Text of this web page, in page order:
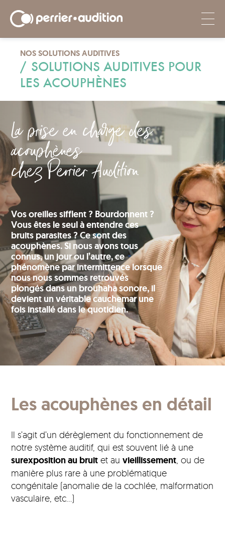
NOS SOLUTIONS AUDITIVES
/ SOLUTIONS AUDITIVES POUR
LES ACOUPHÈNES
La prise en charge des
acouphènes
chez Perrier Audition
Vos oreilles sifflent ? Bourdonnent ?
Vous êtes le seul à entendre ces
bruits parasites ? Ce sont des
acouphènes. Si nous avons tous
connus, un jour ou l’autre, ce
phénomène par intermittence lorsque
nous nous sommes retrouvés
plongés dans un brouhaha sonore, il
devient un véritable cauchemar une
fois installé dans le quotidien.
Les acouphènes en détail
Il s’agit d’un dérèglement du fonctionnement de
notre système auditif, qui est souvent lié à une
surexposition au bruit et auvieillissement , ou de
manière plus rare à une problématique
congénitale (anomalie de la cochlée, malformation
vasculaire, etc…)